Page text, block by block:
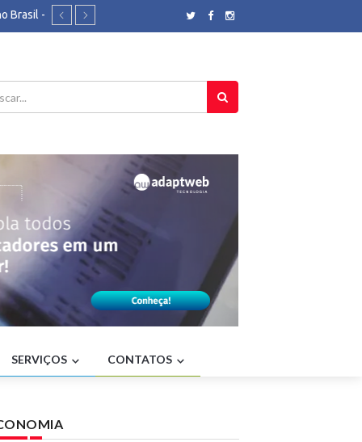
Brasil -
ao
- O
- G1
-
em
SERVIÇOS CONTATOS